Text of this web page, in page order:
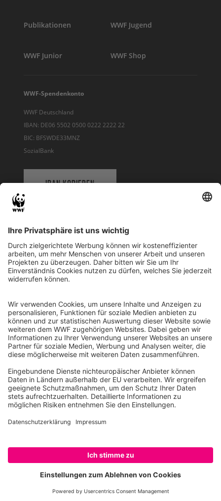
SPENDEN
Publikationen WWF Jugend
WWF Junior WWF Shop
WWF-Spendenkonto
WWF Deutschland
IBAN: DE06 5502 0500 0222 2222 22
BIC: BFSWDE33MNZ
SozialBank
IBAN KOPIEREN
WWF Deutschland
Reinhardtstr. 18
10117 Berlin
Ihre Spende kann steuerlich geltend gemacht werden
Registriert als Stiftung WWF Deutschland, Senatsverwaltung für
Justiz Berlin, Az: 3416/976/2
Umsatzsteuer-Identifikationsnummer: DE 114236103
Freistellungsbescheid: Als gemeinnützige Körperschaft befreit
von der Körperschaftssteuer gem. §5 I 9 KStg. unter der
Steuernummer 27/641/09321